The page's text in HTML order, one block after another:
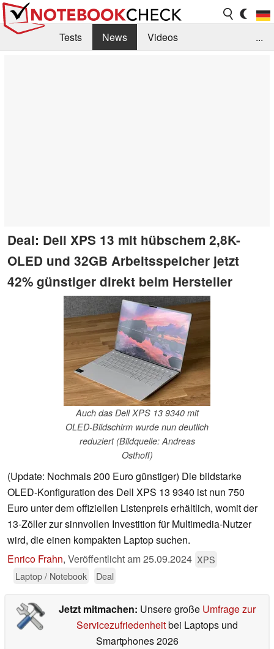
Tests News
Videos
...
Deal: Dell XPS 13 mit hübschem 2,8K-
OLED und 32GB Arbeitsspeicher jetzt
42% günstiger direkt beim Hersteller
Auch das Dell XPS 13 9340 mit
OLED-Bildschirm wurde nun deutlich
reduziert (Bildquelle: Andreas
Osthoff)
(Update: Nochmals 200 Euro günstiger) Die bildstarke
OLED-Konfiguration des Dell XPS 13 9340 ist nun 750
Euro unter dem offiziellen Listenpreis erhältlich, womit der
13-Zöller zur sinnvollen Investition für Multimedia-Nutzer
wird, die einen kompakten Laptop suchen.
Enrico Frahn, Veröffentlicht am25.09.2024 XPS
Laptop / Notebook
Deal
Jetzt mitmachen: Unsere große Umfrage zur
Servicezufriedenheitbei Laptops und
Smartphones 2026